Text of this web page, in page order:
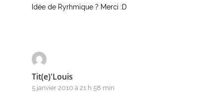
Idée de Ryrhmique ? Merci :D
Tit(e)'Louis
5 janvier 2010 à 21 h 58 min